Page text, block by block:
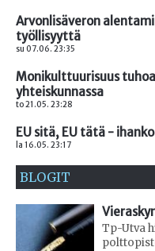
Arvonlisäveron
työllisyyttä
su 07.06. 23:35
Monikulttuurisuus
yhteiskunnassa
to 21.05. 23:28
EU sitä, EU tätä -
la 16.05. 23:17
BLOGIT
Tp-Utva